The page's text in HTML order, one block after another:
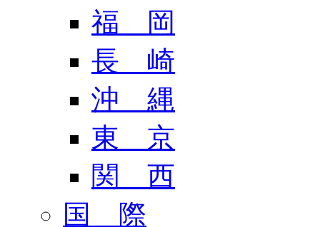
福 岡
長 崎
沖 縄
東 京
関 西
国 際